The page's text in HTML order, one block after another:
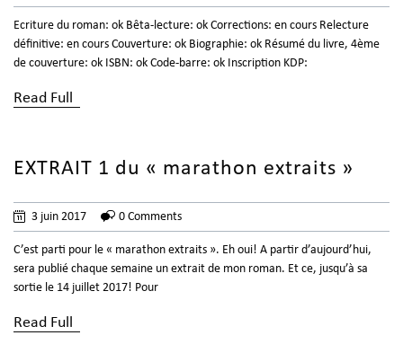
Ecriture du roman: ok Bêta-lecture: ok Corrections: en cours Relecture
définitive: en cours Couverture: ok Biographie: ok Résumé du livre, 4ème
de couverture: ok ISBN: ok Code-barre: ok Inscription KDP:
Read Full
EXTRAIT 1 du « marathon extraits »
3 juin 2017 0 Comments
C’est parti pour le « marathon extraits ». Eh oui! A partir d’aujourd’hui,
sera publié chaque semaine un extrait de mon roman. Et ce, jusqu’à sa
sortie le 14 juillet 2017! Pour
Read Full